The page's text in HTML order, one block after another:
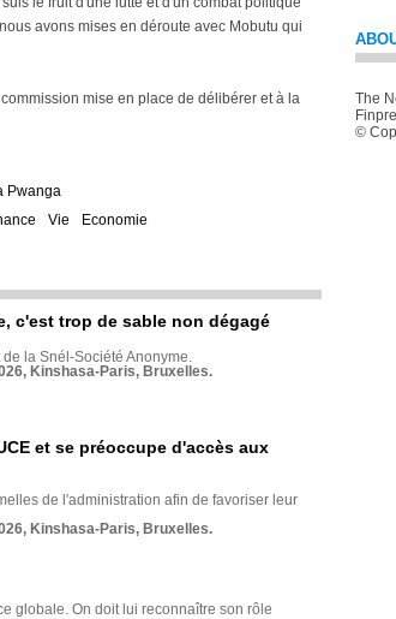
avons mises en déroute avec Mobutu qui
mise en place de délibérer et à la
Pwanga
Vie Economie
c'est trop de sable non dégagé
de la Snél-Société Anonyme.
Kinshasa-Paris, Bruxelles.
et se préoccupe d'accès aux
de l'administration afin de favoriser leur
Kinshasa-Paris, Bruxelles.
globale. On doit lui reconnaître son rôle
The
©